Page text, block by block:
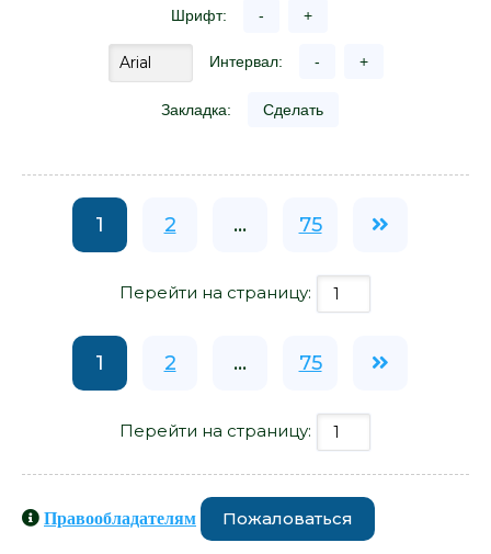
Шрифт: - +
Интервал: - +
Закладка: Сделать
1 2 ... 75
Перейти на страницу:
1 2 ... 75
Перейти на страницу:
Правообладателям Пожаловаться